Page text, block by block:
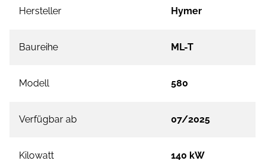
Hersteller Hymer
Baureihe ML-T
Modell 580
Verfügbar ab 07/2025
Kilowatt 140 kW